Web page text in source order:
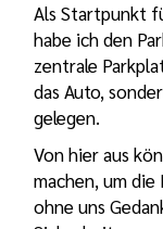
Als Startpunkt
habe ich den
zentrale
das Auto,
gelegen.
Von hier aus
machen, um
ohne uns